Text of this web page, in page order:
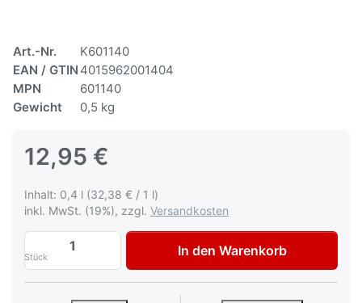
Art.-Nr.
K601140
EAN / GTIN 4015962001404
MPN
601140
Gewicht
0,5 kg
12,95 €
Inhalt: 0,4 l (32,38 € / 1 l)
inkl. MwSt. (19%), zzgl. Versandkosten
Stück
Autolack Smart C99L Star Blue met
In den Warenkorb